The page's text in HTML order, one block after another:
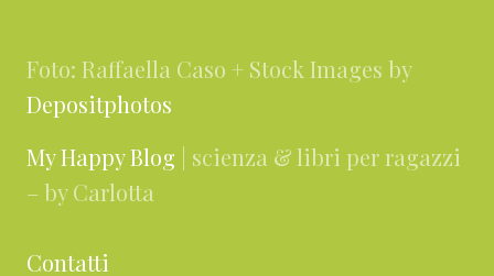
Foto: Raffaella Caso + Stock Images by
Depositphotos
My Happy Blog | scienza & libri per ragazzi
– by Carlotta
Contatti